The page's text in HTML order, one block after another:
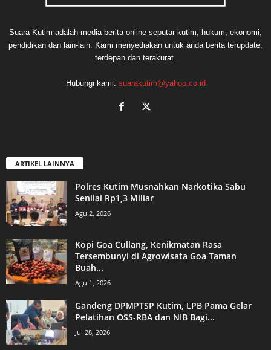
Suara Kutim adalah media berita online seputar kutim, hukum, ekonomi,
pendidikan dan lain-lain. Kami menyediakan untuk anda berita terupdate,
terdepan dan terakurat.
Hubungi kami: suarakutim@yahoo.co.id
ARTIKEL LAINNYA
Polres Kutim Musnahkan Narkotika Sabu
Senilai Rp1,3 Miliar
Agu 2, 2026
Kopi Goa Cullang, Kenikmatan Rasa
Tersembunyi di Agrowisata Goa Taman
Buah...
Agu 1, 2026
Gandeng DPMPTSP Kutim, LPB Pama Gelar
Pelatihan OSS-RBA dan NIB Bagi...
Jul 28, 2026